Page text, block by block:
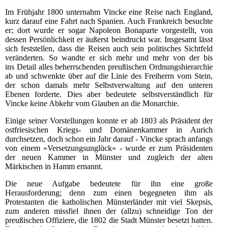
Im Frühjahr 1800 unternahm Vincke eine Reise nach England,
kurz darauf eine Fahrt nach Spanien. Auch Frankreich besuchte
er; dort wurde er sogar Napoleon Bonaparte vorgestellt, von
dessen Persönlichkeit er äußerst beindruckt war. Insgesamt lässt
sich feststellen, dass die Reisen auch sein politisches Sichtfeld
veränderten. So wandte er sich mehr und mehr von der bis
ins Detail alles beherrschenden preußischen Ordnungshierarchie
ab und schwenkte über auf die Linie des Freiherrn vom Stein,
der schon damals mehr Selbstverwaltung auf den unteren
Ebenen forderte. Dies aber bedeutete selbstverständlich für
Vincke keine Abkehr vom Glauben an die Monarchie.
Einige seiner Vorstellungen konnte er ab 1803 als Präsident der
ostfriesischen Kriegs- und Domänenkammer in Aurich
durchsetzen, doch schon ein Jahr darauf - Vincke sprach anfangs
von einem »Versetzungsunglück« - wurde er zum Präsidenten
der neuen Kammer in Münster und zugleich der alten
Märkischen in Hamm ernannt.
Die neue Aufgabe bedeutete für ihn eine große
Herausforderung; denn zum einen begegneten ihm als
Protestanten die katholischen Münsterländer mit viel Skepsis,
zum anderen missfiel ihnen der (allzu) schneidige Ton der
preußischen Offiziere, die 1802 die Stadt Münster besetzt hatten.